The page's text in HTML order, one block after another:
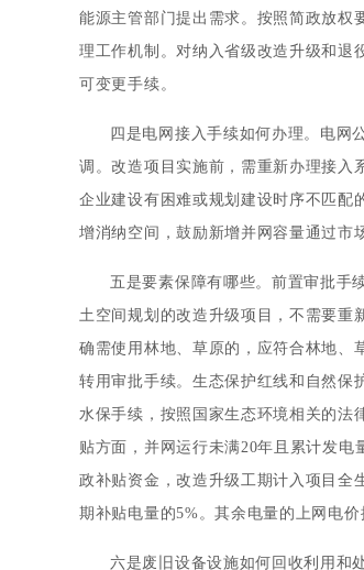
能源主管部门提出需求。按照简政放权
理工作机制。对纳入省级改造升级和退
可变更手续。
四是电网接入手续如何办理。电网
调。改造项目实施前，需重新办理接入
企业建设有困难或规划建设时序不匹配
增消纳空间，鼓励新增并网容量通过市
五是要素保障有哪些。前置审批手
土空间规划的改造升级项目，不需要重
确需使用林地、草原的，应符合林地、
转用审批手续。生态保护红线和自然保
水保手续，按照国家生态环境相关的法
贴方面，并网运行未满20年且累计发
政补贴资金，改造升级工期计入项目全
期补贴电量的5%。其余电量的上网电
六是废旧设备设施如何回收利用和